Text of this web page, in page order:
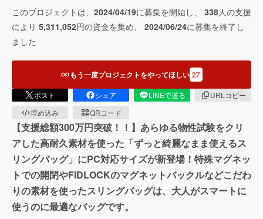
このプロジェクトは、 2024/04/19に募集を開始し、 338人の支援
により 5,311,052円の資金を集め、 2024/06/24に募集を終了し
ました
もう一度プロジェクトをやってほしい 27
ポスト シェア LINEで送る
URLコピー
埋め込み
QRコード
【支援総額300万円突破！！】あらゆる物性試験をクリ
アした高耐久素材を使った「ずっと綺麗なまま使えるス
リングバッグ」にPC対応サイズが新登場！特殊マグネッ
トでの開閉やFIDLOCKのマグネットバックルなどこだわ
りの素材を使ったスリングバッグは、大人がスマートに
使うのに最適なバッグです。